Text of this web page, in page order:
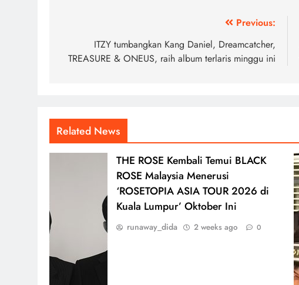
navigation
Previous:
ITZY tumbangkan Kang Daniel, Dreamcatcher,
TREASURE & ONEUS, raih album terlaris minggu ini
Related News
THE ROSE Kembali Temui BLACK
ROSE Malaysia Menerusi
‘ROSETOPIA ASIA TOUR 2026 di
Kuala Lumpur’ Oktober Ini
runaway_dida 2 weeks ago 0